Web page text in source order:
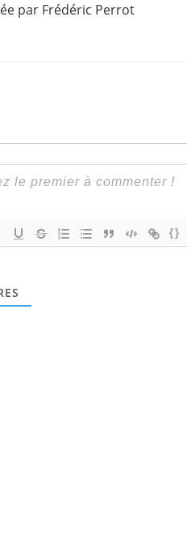
par Frédéric Perrot
{}